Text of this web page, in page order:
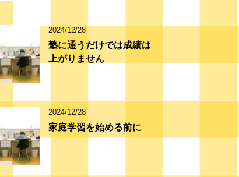
2024/12/28
塾に通うだけでは成績は
上がりません
2024/12/28
家庭学習を始める前に